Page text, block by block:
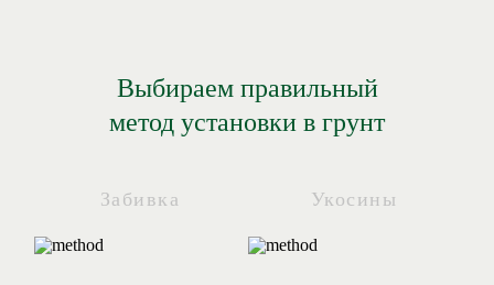
Выбираем правильный
метод установки в грунт
Забивка Укосины